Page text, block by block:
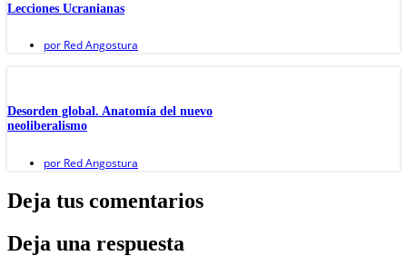
Lecciones Ucranianas
por Red Angostura
Desorden global. Anatomía del nuevo
neoliberalismo
por Red Angostura
Deja tus comentarios
Deja una respuesta